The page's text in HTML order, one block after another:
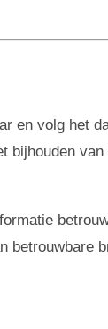
en volg het
bijhouden
betrouwbare